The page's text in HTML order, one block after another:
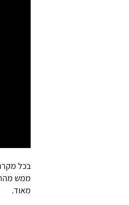
בכל
ממש מהר
מאוד.